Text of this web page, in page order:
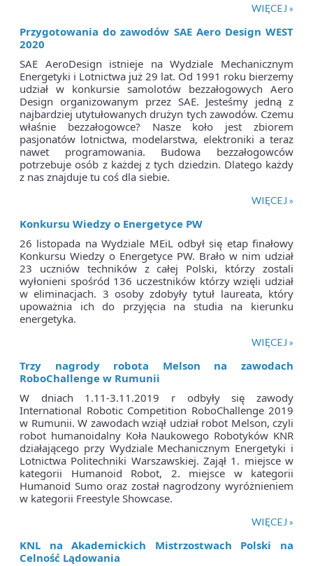
WIĘCEJ »
Przygotowania do zawodów SAE Aero Design WEST
2020
SAE AeroDesign istnieje na Wydziale Mechanicznym
Energetyki i Lotnictwa już 29 lat. Od 1991 roku bierzemy
udział w konkursie samolotów bezzałogowych Aero
Design organizowanym przez SAE. Jesteśmy jedną z
najbardziej utytułowanych drużyn tych zawodów. Czemu
właśnie bezzałogowce? Nasze koło jest zbiorem
pasjonatów lotnictwa, modelarstwa, elektroniki a teraz
nawet programowania. Budowa bezzałogowców
potrzebuje osób z każdej z tych dziedzin. Dlatego każdy
z nas znajduje tu coś dla siebie.
WIĘCEJ »
Konkursu Wiedzy o Energetyce PW
26 listopada na Wydziale MEiL odbył się etap finałowy
Konkursu Wiedzy o Energetyce PW. Brało w nim udział
23 uczniów techników z całej Polski, którzy zostali
wyłonieni spośród 136 uczestników którzy wzięli udział
w eliminacjach. 3 osoby zdobyły tytuł laureata, który
upoważnia ich do przyjęcia na studia na kierunku
energetyka.
WIĘCEJ »
Trzy nagrody robota Melson na zawodach
RoboChallenge w Rumunii
W dniach 1.11-3.11.2019 r odbyły się zawody
International Robotic Competition RoboChallenge 2019
w Rumunii. W zawodach wziął udział robot Melson, czyli
robot humanoidalny Koła Naukowego Robotyków KNR
działającego przy Wydziale Mechanicznym Energetyki i
Lotnictwa Politechniki Warszawskiej. Zajął 1. miejsce w
kategorii Humanoid Robot, 2. miejsce w kategorii
Humanoid Sumo oraz został nagrodzony wyróżnieniem
w kategorii Freestyle Showcase.
WIĘCEJ »
KNL na Akademickich Mistrzostwach Polski na
Celność Lądowania